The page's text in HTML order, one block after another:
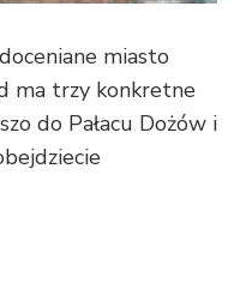
miasto
ma trzy konkretne
do Pałacu Dożów i